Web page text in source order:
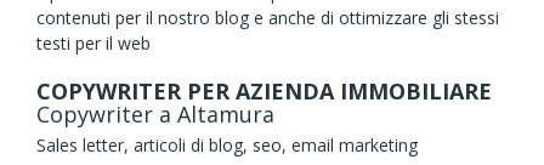
contenuti per il nostro blog e anche di ottimizzare gli stessi
testi per il web
COPYWRITER PER AZIENDA IMMOBILIARE
Copywriter a Altamura
Sales letter, articoli di blog, seo, email marketing